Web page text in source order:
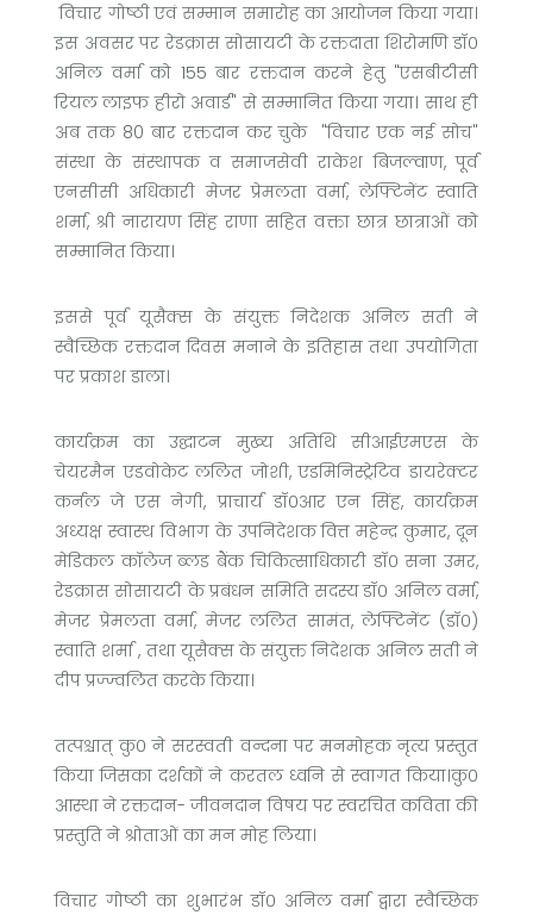
विचार गोष्ठी एवं सम्मान समारोह का आयोजन किया गया।
इस अवसर पर रेडक्रास सोसायटी के रक्तदाता शिरोमणि डॉ०
अनिल वर्मा को 155 बार रक्तदान करने हेतु "एसबीटीसी
रियल लाइफ हीरो अवार्ड" से सम्मानित किया गया। साथ ही
अब तक 80 बार रक्तदान कर चुके "विचार एक नई सोच"
संस्था के संस्थापक व समाजसेवी राकेश बिजल्वाण, पूर्व
एनसीसी अधिकारी मेजर प्रेमलता वर्मा, लेफ्टिनेंट स्वाति
शर्मा, श्री नारायण सिंह राणा सहित वक्ता छात्र छात्राओं को
सम्मानित किया।
इससे पूर्व यूसैक्स के संयुक्त निदेशक अनिल सती ने
स्वैच्छिक रक्तदान दिवस मनाने के इतिहास तथा उपयोगिता
पर प्रकाश डाला।
कार्यक्रम का उद्घाटन मुख्य अतिथि सीआईएमएस के
चेयरमैन एडवोकेट ललित जोशी, एडमिनिस्ट्रेटिव डायरेक्टर
कर्नल जे एस नेगी, प्राचार्य डॉ०आर एन सिंह, कार्यक्रम
अध्यक्ष स्वास्थ विभाग के उपनिदेशक वित्त महेन्द्र कुमार, दून
मेडिकल कॉलेज ब्लड बैंक चिकित्साधिकारी डॉ० सना उमर,
रेडक्रास सोसायटी के प्रबंधन समिति सदस्य डॉ० अनिल वर्मा,
मेजर प्रेमलता वर्मा, मेजर ललित सामंत, लेफ्टिनेंट (डॉ०)
स्वाति शर्मा , तथा यूसैक्स के संयुक्त निदेशक अनिल सती ने
दीप प्रज्ज्वलित करके किया।
तत्पश्चात् कु० ने सरस्वती वन्दना पर मनमोहक नृत्य प्रस्तुत
किया जिसका दर्शकों ने करतल ध्वनि से स्वागत किया।कु०
आस्था ने रक्तदान- जीवनदान विषय पर स्वरचित कविता की
प्रस्तुति ने श्रोताओं का मन मोह लिया।
विचार गोष्ठी का शुभारंभ डॉ० अनिल वर्मा द्वारा स्वैच्छिक